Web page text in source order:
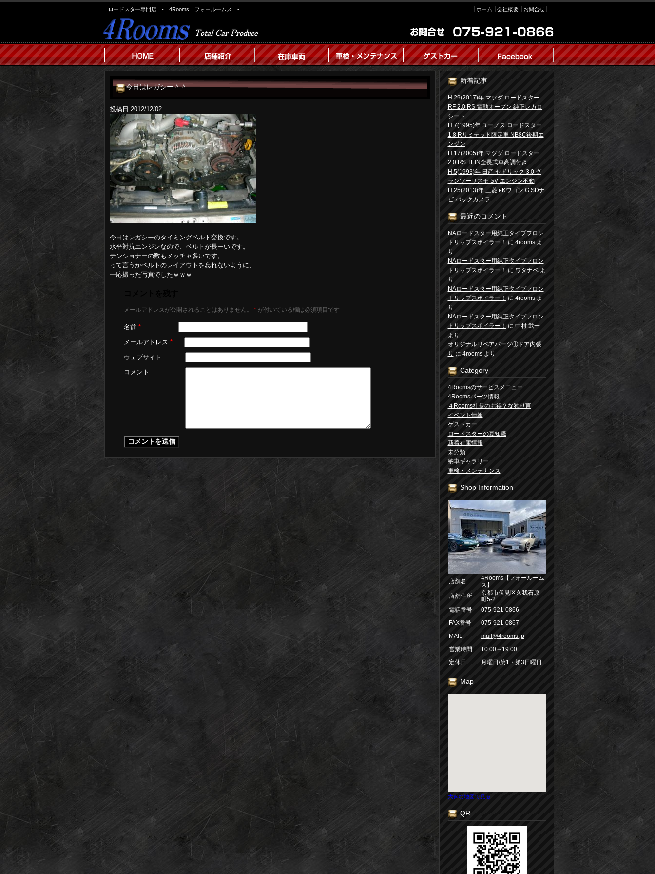
ロードスター専門店 - 4Rooms フォールームス - ホーム 会社概要 お問合せ
新着記事
H.29(2017)年 マツダ ロードスター
RF 2.0 RS 電動オープン 純正レカロ
シート
H.7(1995)年 ユーノス ロードスター
1.8 Rリミテッド限定車 NB8C後期エ
ンジン
H.17(2005)年 マツダ ロードスター
2.0 RS TEIN全長式車高調付き
H.5(1993)年 日産 セドリック 3.0 グ
ランツーリスモ SV エンジン不動
H.25(2013)年 三菱 eKワゴン G SDナ
ビ バックカメラ
最近のコメント
NAロードスター用純正タイプフロン
トリップスポイラー！
に 4roomsよ
り
NAロードスター用純正タイプフロン
トリップスポイラー！
に ワタナベよ
り
NAロードスター用純正タイプフロン
トリップスポイラー！
に 4roomsよ
り
NAロードスター用純正タイプフロン
トリップスポイラー！
に 中村 武一
より
オリジナルリペアパーツ①ドア内張
り に 4roomsより
Category
4Roomsのサービスメニュー
4Roomsパーツ情報
４Rooms社長のお得？な独り言
イベント情報
ゲストカー
ロードスターの豆知識
新着在庫情報
未分類
納車ギャラリー
車検・メンテナンス
Shop Information
店舗名
4Rooms【フォールーム
ス】
店舗住所
京都市伏見区久我石原
町5-2
電話番号
075-921-0866
FAX番号
075-921-0867
MAIL
mail@4rooms.jp
営業時間
10:00～19:00
定休日
月曜日/第1・第3日曜日
Map
大きな地図で見る
QR
今日はレガシー＾＾
投稿日 2012/12/02
今日はレガシーのタイミングベルト交換です。
水平対抗エンジンなので、ベルトが長ーいです。
テンショナーの数もメッチャ多いです。
って言うかベルトのレイアウトを忘れないように、
一応撮った写真でしたｗｗｗ
メールアドレスが公開されることはありません。 * が付いている欄は必須項目です
名前 *
メールアドレス *
ウェブサイト
コメント